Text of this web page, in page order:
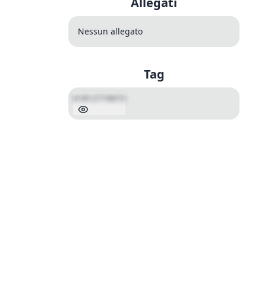
Nessun allegato
Tag
61812710673